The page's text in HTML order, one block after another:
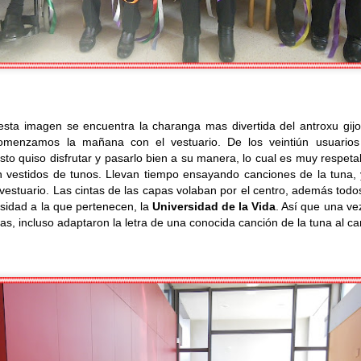
encuentra la charanga mas divertida del antroxu
la mañana con el vestuario. De los veintiún
quiso disfrutar y pasarlo bien a su manera, lo cual es muy
vestidos de tunos. Llevan tiempo ensayando canciones de la
Las cintas de las capas volaban por el centro, además
a la que pertenecen, la Universidad de la Vida . Así que una
incluso adaptaron la letra de una conocida canción de la tuna al
TALLER DE LECTURA
años, y Chloé, su joven nuera. La trama se desarrolla en un fin de
donde ambos personajes se encuentran en un momento crucial de
el centro de día hemos retomado una de las actividades que más les
artesanales.
participante elaborará un jabón que llevará a casa el día 7 de septiembre